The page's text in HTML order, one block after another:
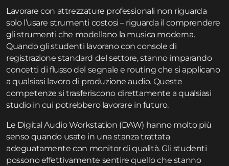
Lavorare con attrezzature professionali non riguarda
solo l’usare strumenti costosi – riguarda il comprendere
gli strumenti che modellano la musica moderna.
Quando gli studenti lavorano con console di
registrazione standard del settore, stanno imparando
concetti di flusso del segnale e routing che si applicano
a qualsiasi lavoro di produzione audio. Queste
competenze si trasferiscono direttamente a qualsiasi
studio in cui potrebbero lavorare in futuro.
Le Digital Audio Workstation (DAW) hanno molto più
senso quando usate in una stanza trattata
adeguatamente con monitor di qualità. Gli studenti
possono effettivamente sentire quello che stanno